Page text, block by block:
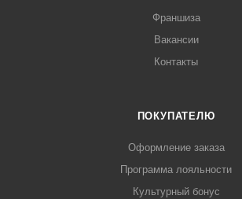
Франшиза
Вакансии
Контакты
ПОКУПАТЕЛЮ
Оформление заказа
Программа лояльности
Культурный бонус